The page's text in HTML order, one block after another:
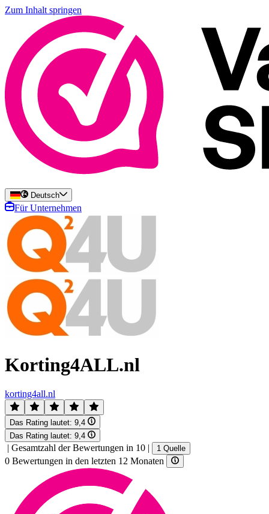
Zum Inhalt springen
Deutsch
Für Unternehmen
Korting4ALL.nl
korting4all.nl
Das Rating lautet: 9,4
Das Rating lautet: 9,4
| Gesamtzahl der Bewertungen in 10 | 1 Quelle
0 Bewertungen in den letzten 12 Monaten